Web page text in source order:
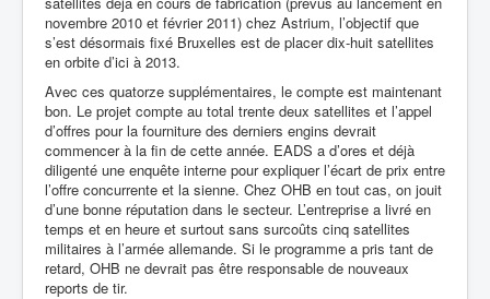
novembre 2010 et février 2011) chez Astrium, l’objectif que
s’est désormais fixé Bruxelles est de placer dix-huit satellites
en orbite d’ici à 2013.
Avec ces quatorze supplémentaires, le compte est maintenant
bon. Le projet compte au total trente deux satellites et l’appel
d’offres pour la fourniture des derniers engins devrait
commencer à la fin de cette année. EADS a d’ores et déjà
diligenté une enquête interne pour expliquer l’écart de prix entre
l’offre concurrente et la sienne. Chez OHB en tout cas, on jouit
d’une bonne réputation dans le secteur. L’entreprise a livré en
temps et en heure et surtout sans surcoûts cinq satellites
militaires à l’armée allemande. Si le programme a pris tant de
retard, OHB ne devrait pas être responsable de nouveaux
reports de tir.